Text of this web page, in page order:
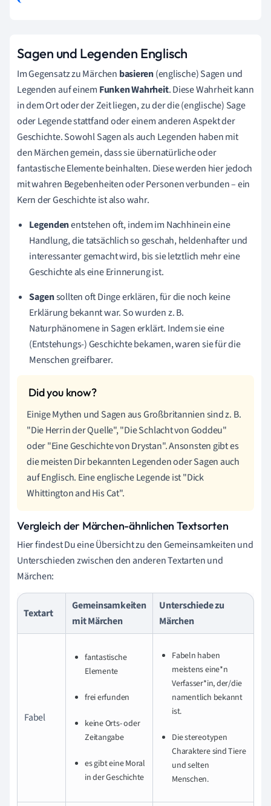
Sagen und Legenden Englisch
Im Gegensatz zu Märchen basieren(englische) Sagen und
Legenden auf einem Funken Wahrheit. Diese Wahrheit kann
in dem Ort oder der Zeit liegen, zu der die (englische) Sage
oder Legende stattfand oder einem anderen Aspekt der
Geschichte. Sowohl Sagen als auch Legenden haben mit
den Märchen gemein, dass sie übernatürliche oder
fantastische Elemente beinhalten. Diese werden hier jedoch
mit wahren Begebenheiten oder Personen verbunden – ein
Kern der Geschichte ist also wahr.
Legendenentstehen oft, indem im Nachhinein eine
Handlung, die tatsächlich so geschah, heldenhafter und
interessanter gemacht wird, bis sie letztlich mehr eine
Geschichte als eine Erinnerung ist.
Sagensollten oft Dinge erklären, für die noch keine
Erklärung bekannt war. So wurden z. B.
Naturphänomene in Sagen erklärt. Indem sie eine
(Entstehungs-) Geschichte bekamen, waren sie für die
Menschen greifbarer.
Einige Mythen und Sagen aus Großbritannien sind z. B.
"Die Herrin der Quelle", "Die Schlacht von Goddeu"
oder "Eine Geschichte von Drystan". Ansonsten gibt es
die meisten Dir bekannten Legenden oder Sagen auch
auf Englisch. Eine englische Legende ist "Dick
Whittington and His Cat".
Vergleich der Märchen-ähnlichen Textsorten
Hier findest Du eine Übersicht zu den Gemeinsamkeiten und
Unterschieden zwischen den anderen Textarten und
Märchen:
Textart
Gemeinsamkeiten
mit Märchen
Unterschiede zu
Märchen
Fabel
fantastische
Elemente
frei erfunden
keine Orts- oder
Zeitangabe
es gibt eine Moral
in der Geschichte
Fabeln haben
meistens eine*n
Verfasser*in, der/die
namentlich bekannt
ist.
Die stereotypen
Charaktere sind Tiere
und selten
Menschen.